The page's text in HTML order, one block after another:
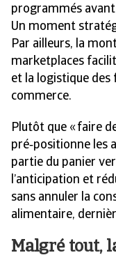
programmés
Un moment
Par ailleurs, la
marketplaces
et la logistique des
commerce.
Plutôt que « faire
pré‑positionne les
partie du panier
l’anticipation et
sans annuler la
alimentaire,
Malgré tout,